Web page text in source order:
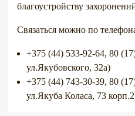
благоустройству
Связаться можно по
+375 (44) 533-92-64, 80
ул.Якубовского, 32а)
+375 (44) 743-30-39, 80
ул.Якуба Коласа, 73